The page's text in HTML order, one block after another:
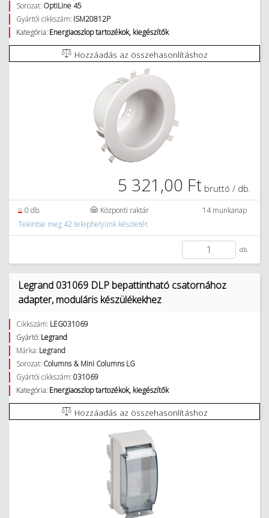
Sorozat: OptiLine 45
Gyártói cikkszám: ISM20812P
Kategória: Energiaoszlop tartozékok, kiegészítők
Hozzáadás az összehasonlításhoz
5 321,00 Ft bruttó / db.
0 db. Központi raktár
14 munkanap
Tekintse meg 42 telephelyünk készletét
db.
Legrand 031069 DLP bepattintható csatornához
adapter, moduláris készülékekhez
Cikkszám: LEG031069
Gyártó: Legrand
Márka: Legrand
Sorozat: Columns & Mini Columns LG
Gyártói cikkszám:031069
Kategória: Energiaoszlop tartozékok, kiegészítők
Hozzáadás az összehasonlításhoz